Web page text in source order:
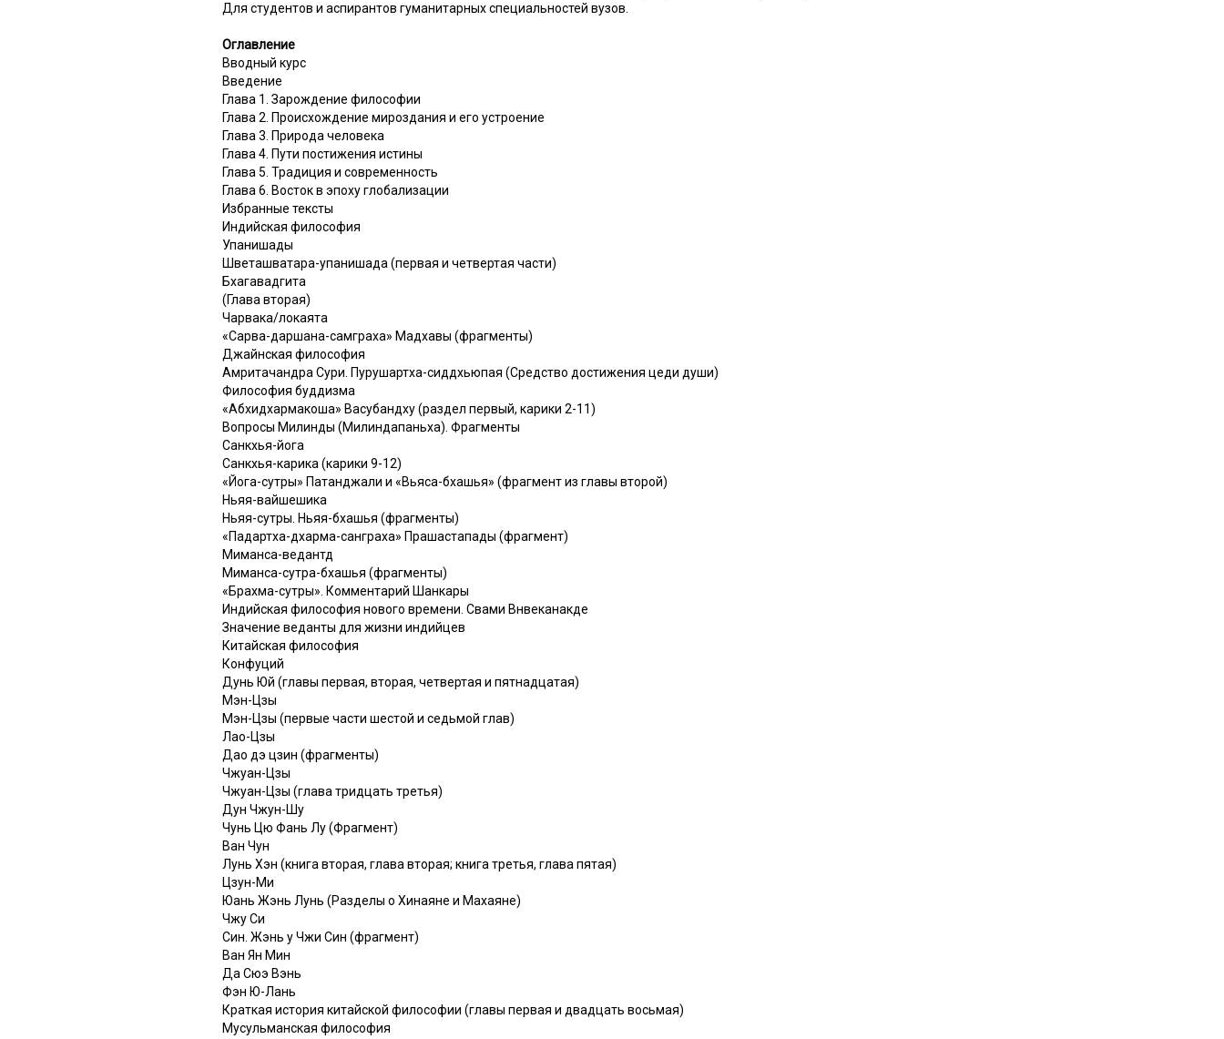
Для студентов и аспирантов гуманитарных специальностей вузов.
Оглавление
Вводный курс
Введение
Глава 1. Зарождение философии
Глава 2. Происхождение мироздания и его устроение
Глава 3. Природа человека
Глава 4. Пути постижения истины
Глава 5. Традиция и современность
Глава 6. Восток в эпоху глобализации
Избранные тексты
Индийская философия
Упанишады
Шветашватара-упанишада (первая и четвертая части)
Бхагавадгита
(Глава вторая)
Чарвака/локаята
«Сарва-даршана-самграха» Мадхавы (фрагменты)
Джайнская философия
Амритачандра Сури. Пурушартха-сиддхьюпая (Средство достижения цеди души)
Философия буддизма
«Абхидхармакоша» Васубандху (раздел первый, карики 2-11)
Вопросы Милинды (Милиндапаньха). Фрагменты
Санкхья-йога
Санкхья-карика (карики 9-12)
«Йога-сутры» Патанджали и «Вьяса-бхашья» (фрагмент из главы второй)
Ньяя-вайшешика
Ньяя-сутры. Ньяя-бхашья (фрагменты)
«Падартха-дхарма-санграха» Прашастапады (фрагмент)
Миманса-ведантд
Миманса-сутра-бхашья (фрагменты)
«Брахма-сутры». Комментарий Шанкары
Индийская философия нового времени. Свами Внвеканакде
Значение веданты для жизни индийцев
Китайская философия
Конфуций
Дунь Юй (главы первая, вторая, четвертая и пятнадцатая)
Мэн-Цзы
Мэн-Цзы (первые части шестой и седьмой глав)
Лао-Цзы
Дао дэ цзин (фрагменты)
Чжуан-Цзы
Чжуан-Цзы (глава тридцать третья)
Дун Чжун-Шу
Чунь Цю Фань Лу (Фрагмент)
Ван Чун
Лунь Хэн (книга вторая, глава вторая; книга третья, глава пятая)
Цзун-Ми
Юань Жэнь Лунь (Разделы о Хинаяне и Махаяне)
Чжу Си
Син. Жэнь у Чжи Син (фрагмент)
Ван Ян Мин
Да Сюэ Вэнь
Фэн Ю-Лань
Краткая история китайской философии (главы первая и двадцать восьмая)
Мусульманская философия